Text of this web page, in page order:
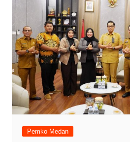
Pemko Medan